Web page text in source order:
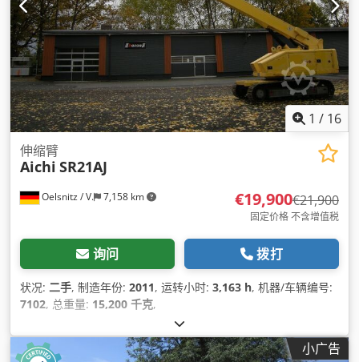
1 / 16
Oelsnitz / V. 7,158 km
伸缩臂
Aichi SR21AJ
€19,900€21,900
固定价格 不含增值税
询问 拨打
状况: 二手, 制造年份: 2011, 运转小时: 3,163 h, 机器/车辆编号:
7102, 总重量: 15,200 千克,
小广告